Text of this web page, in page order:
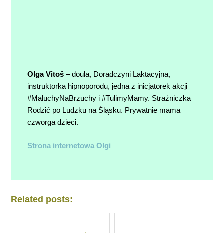
Olga Vitoš– doula, Doradczyni Laktacyjna,
instruktorka hipnoporodu, jedna z inicjatorek akcji
#MaluchyNaBrzuchy i #TulimyMamy. Strażniczka
Rodzić po Ludzku na Śląsku. Prywatnie mama
czworga dzieci.
Strona internetowa Olgi
Related posts: